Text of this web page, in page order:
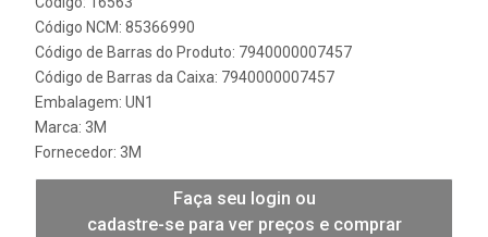
Código NCM: 85366990
Código de Barras do Produto: 7940000007457
Código de Barras da Caixa: 7940000007457
Embalagem: UN1
Marca: 3M
Fornecedor: 3M
Faça seu login ou
cadastre-se para ver preços e comprar